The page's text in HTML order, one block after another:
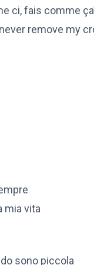
ci, fais comme
remove my
mia vita
sono piccola